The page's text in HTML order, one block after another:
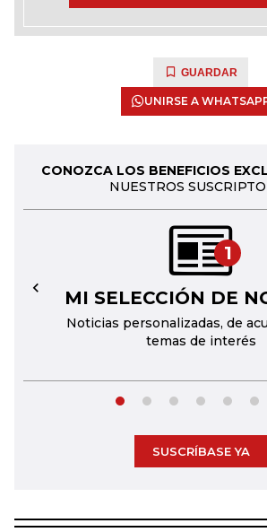
GUARDAR
UNIRSE A
CONOZCA LOS BENEFICIOS
NUESTROS
1
MI SELECCIÓN DE
Noticias personalizadas, de
temas de interés
←
SUSCRÍBASE YA